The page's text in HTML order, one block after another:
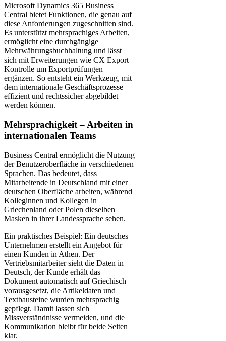
Microsoft Dynamics 365 Business
Central bietet Funktionen, die genau auf
diese Anforderungen zugeschnitten sind.
Es unterstützt mehrsprachiges Arbeiten,
ermöglicht eine durchgängige
Mehrwährungsbuchhaltung und lässt
sich mit Erweiterungen wie CX Export
Kontrolle um Exportprüfungen
ergänzen. So entsteht ein Werkzeug, mit
dem internationale Geschäftsprozesse
effizient und rechtssicher abgebildet
werden können.
Mehrsprachigkeit – Arbeiten in
internationalen Teams
Business Central ermöglicht die Nutzung
der Benutzeroberfläche in verschiedenen
Sprachen. Das bedeutet, dass
Mitarbeitende in Deutschland mit einer
deutschen Oberfläche arbeiten, während
Kolleginnen und Kollegen in
Griechenland oder Polen dieselben
Masken in ihrer Landessprache sehen.
Ein praktisches Beispiel: Ein deutsches
Unternehmen erstellt ein Angebot für
einen Kunden in Athen. Der
Vertriebsmitarbeiter sieht die Daten in
Deutsch, der Kunde erhält das
Dokument automatisch auf Griechisch –
vorausgesetzt, die Artikeldaten und
Textbausteine wurden mehrsprachig
gepflegt. Damit lassen sich
Missverständnisse vermeiden, und die
Kommunikation bleibt für beide Seiten
klar.